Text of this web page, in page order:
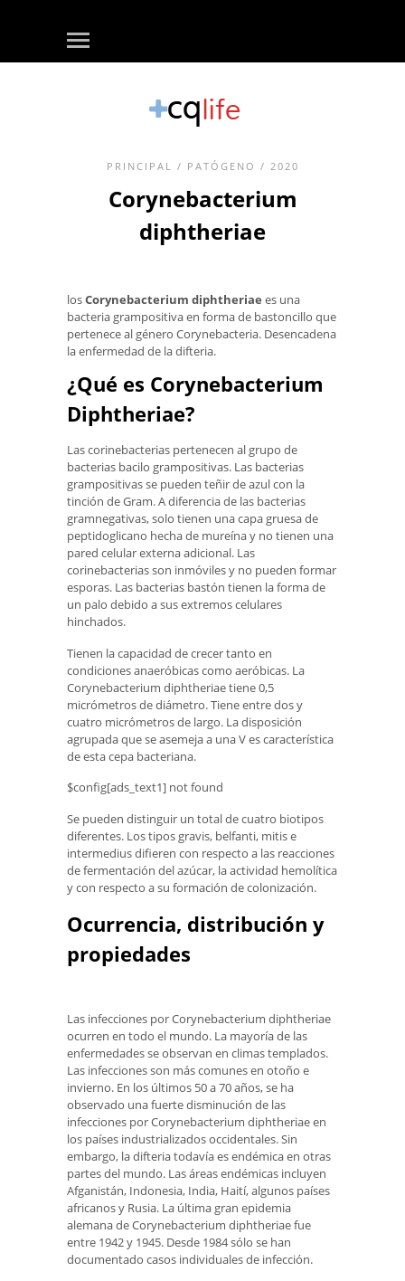
PRINCIPAL / PATÓGENO / 2020
Corynebacterium
diphtheriae
losCorynebacterium diphtheriae es una
bacteria grampositiva en forma de bastoncillo que
pertenece al género Corynebacteria. Desencadena
la enfermedad de la difteria.
¿Qué es Corynebacterium
Diphtheriae?
Las corinebacterias pertenecen al grupo de
bacterias bacilo grampositivas. Las bacterias
grampositivas se pueden teñir de azul con la
tinción de Gram. A diferencia de las bacterias
gramnegativas, solo tienen una capa gruesa de
peptidoglicano hecha de mureína y no tienen una
pared celular externa adicional. Las
corinebacterias son inmóviles y no pueden formar
esporas. Las bacterias bastón tienen la forma de
un palo debido a sus extremos celulares
hinchados.
Tienen la capacidad de crecer tanto en
condiciones anaeróbicas como aeróbicas. La
Corynebacterium diphtheriae tiene 0,5
micrómetros de diámetro. Tiene entre dos y
cuatro micrómetros de largo. La disposición
agrupada que se asemeja a una V es característica
de esta cepa bacteriana.
$config[ads_text1] not found
Se pueden distinguir un total de cuatro biotipos
diferentes. Los tipos gravis, belfanti, mitis e
intermedius difieren con respecto a las reacciones
de fermentación del azúcar, la actividad hemolítica
y con respecto a su formación de colonización.
Ocurrencia, distribución y
propiedades
Las infecciones por Corynebacterium diphtheriae
ocurren en todo el mundo. La mayoría de las
enfermedades se observan en climas templados.
Las infecciones son más comunes en otoño e
invierno. En los últimos 50 a 70 años, se ha
observado una fuerte disminución de las
infecciones por Corynebacterium diphtheriae en
los países industrializados occidentales. Sin
embargo, la difteria todavía es endémica en otras
partes del mundo. Las áreas endémicas incluyen
Afganistán, Indonesia, India, Haití, algunos países
africanos y Rusia. La última gran epidemia
alemana de Corynebacterium diphtheriae fue
entre 1942 y 1945. Desde 1984 sólo se han
documentado casos individuales de infección.